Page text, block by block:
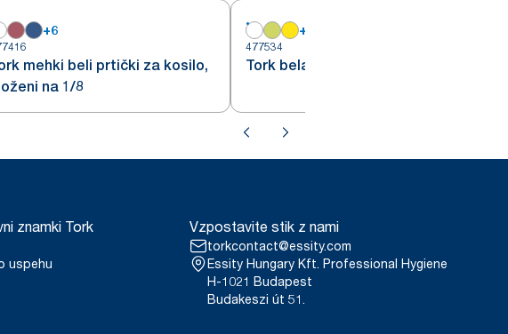
+6
mehki beli prtički za kosilo,
na 1/8
+
477534
Tork bela namizna servieta
znamki Tork
uspehu
Vzpostavite stik z nami
torkcontact@essity.com
Essity Hungary Kft. Professional Hygiene
H-1021 Budapest
Budakeszi út 51.